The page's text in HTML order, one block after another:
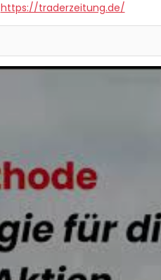
https://traderzeitung.de/